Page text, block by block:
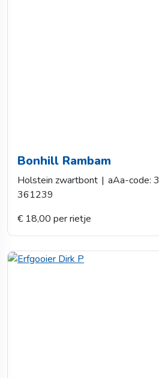
Bonhill Rambam
Holstein zwartbont | aAa-code:
361239
€ 18,00 per rietje